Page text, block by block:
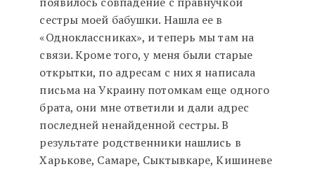
сестры моей бабушки. Нашла ее в
«Одноклассниках», и теперь мы там на
связи. Кроме того, у меня были старые
открытки, по адресам с них я написала
письма на Украину потомкам еще одного
брата, они мне ответили и дали адрес
последней ненайденной сестры. В
результате родственники нашлись в
Харькове, Самаре, Сыктывкаре, Кишиневе